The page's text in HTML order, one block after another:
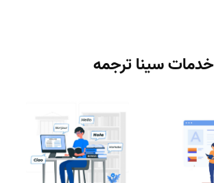
خدمات سینا ترجمه